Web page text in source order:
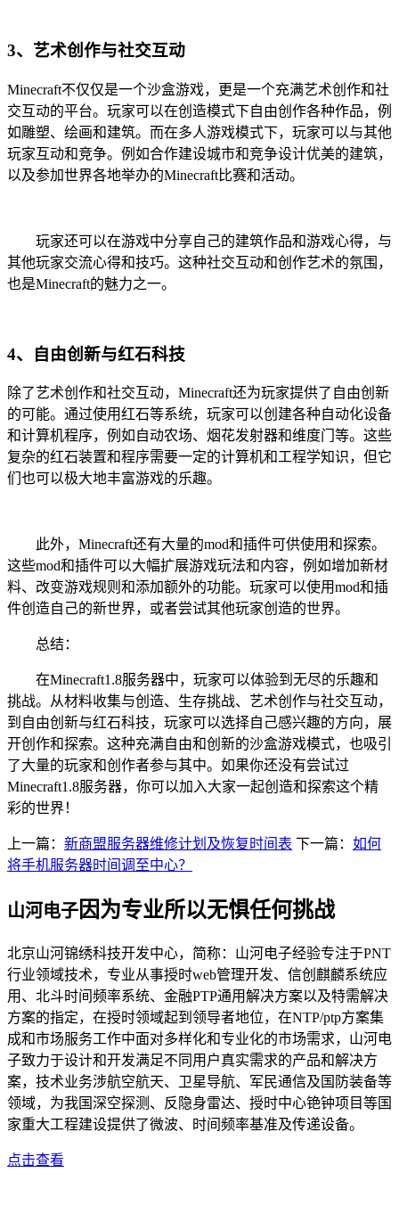
3、艺术创作与社交互动
Minecraft不仅仅是一个沙盒游戏，更是一个充满艺术创作和社
交互动的平台。玩家可以在创造模式下自由创作各种作品，例
如雕塑、绘画和建筑。而在多人游戏模式下，玩家可以与其他
玩家互动和竞争。例如合作建设城市和竞争设计优美的建筑，
以及参加世界各地举办的Minecraft比赛和活动。
玩家还可以在游戏中分享自己的建筑作品和游戏心得，与
其他玩家交流心得和技巧。这种社交互动和创作艺术的氛围，
也是Minecraft的魅力之一。
4、自由创新与红石科技
除了艺术创作和社交互动，Minecraft还为玩家提供了自由创新
的可能。通过使用红石等系统，玩家可以创建各种自动化设备
和计算机程序，例如自动农场、烟花发射器和维度门等。这些
复杂的红石装置和程序需要一定的计算机和工程学知识，但它
们也可以极大地丰富游戏的乐趣。
此外，Minecraft还有大量的mod和插件可供使用和探索。
这些mod和插件可以大幅扩展游戏玩法和内容，例如增加新材
料、改变游戏规则和添加额外的功能。玩家可以使用mod和插
件创造自己的新世界，或者尝试其他玩家创造的世界。
总结：
在Minecraft1.8服务器中，玩家可以体验到无尽的乐趣和
挑战。从材料收集与创造、生存挑战、艺术创作与社交互动，
到自由创新与红石科技，玩家可以选择自己感兴趣的方向，展
开创作和探索。这种充满自由和创新的沙盒游戏模式，也吸引
了大量的玩家和创作者参与其中。如果你还没有尝试过
Minecraft1.8服务器，你可以加入大家一起创造和探索这个精
彩的世界！
上一篇： 新商盟服务器维修计划及恢复时间表 下一篇： 如何
将手机服务器时间调至中心？
山河电子因为专业所以无惧任何挑战
北京山河锦绣科技开发中心，简称：山河电子经验专注于PNT
行业领域技术，专业从事授时web管理开发、信创麒麟系统应
用、北斗时间频率系统、金融PTP通用解决方案以及特需解决
方案的指定，在授时领域起到领导者地位，在NTP/ptp方案集
成和市场服务工作中面对多样化和专业化的市场需求，山河电
子致力于设计和开发满足不同用户真实需求的产品和解决方
案，技术业务涉航空航天、卫星导航、军民通信及国防装备等
领域，为我国深空探测、反隐身雷达、授时中心铯钟项目等国
家重大工程建设提供了微波、时间频率基准及传递设备。
点击查看